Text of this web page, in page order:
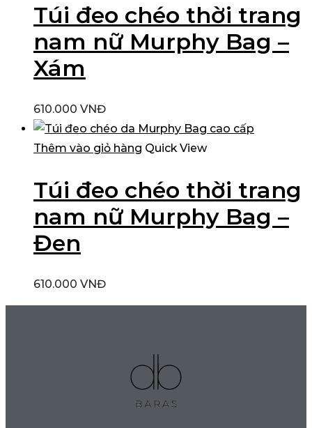
Túi đeo chéo thời trang
nam nữ Murphy Bag –
Xám
610.000 VNĐ
Thêm vào giỏ hàng Quick View
Túi đeo chéo thời trang
nam nữ Murphy Bag –
Đen
610.000 VNĐ